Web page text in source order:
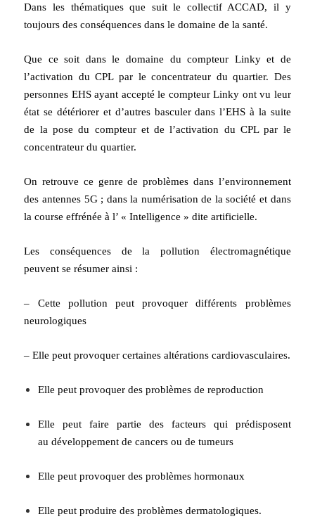
Dans les thématiques que suit le collectif ACCAD, il y
toujours des conséquences dans le domaine de la santé.
Que ce soit dans le domaine du compteur Linky et de
l’activation du CPL par le concentrateur du quartier. Des
personnes EHS ayant accepté le compteur Linky ont vu leur
état se détériorer et d’autres basculer dans l’EHS à la suite
de la pose du compteur et de l’activation du CPL par le
concentrateur du quartier.
On retrouve ce genre de problèmes dans l’environnement
des antennes 5G ; dans la numérisation de la société et dans
la course effrénée à l’ « Intelligence » dite artificielle.
Les conséquences de la pollution électromagnétique
peuvent se résumer ainsi :
– Cette pollution peut provoquer différents problèmes
neurologiques
– Elle peut provoquer certaines altérations cardiovasculaires.
Elle peut provoquer des problèmes de reproduction
Elle peut faire partie des facteurs qui prédisposent
au développement de cancers ou de tumeurs
Elle peut provoquer des problèmes hormonaux
Elle peut produire des problèmes dermatologiques.